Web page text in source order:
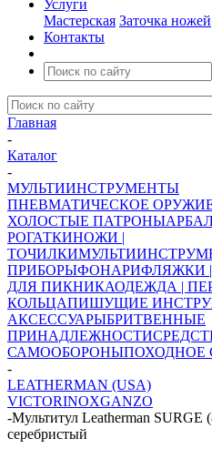
Услуги
Мастерская Заточка ножей
Контакты
Главная
-
Каталог
-
МУЛЬТИИНСТРУМЕНТЫ
ПНЕВМАТИЧЕСКОЕ
ХОЛОСТЫЕ ПАТРОНЫ
РОГАТКИНОЖИ |
ТОЧИЛКИ
ПРИБОРЫФОНАРИФЛЯЖКИ
ДЛЯ ПИКНИКАОДЕЖДА |
КОЛЬЦАПИШУЩИЕ
АКСЕССУАРЫБРИТВЕННЫЕ
ПРИНАДЛЕЖНОСТИ
САМООБОРОНЫПОХОДНОЕ
-
LEATHERMAN (USA)
VICTORINOXGANZO
-Мультитул Leatherman
серебристый